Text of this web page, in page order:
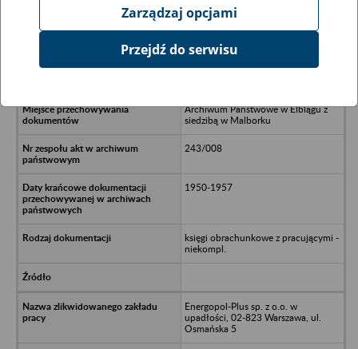
Ukryj wszystkie pozycje bazy
Rolniczy Zespół Spółdzielczy im. 22
Archiwum Państwowe w Elblągu z
siedzibą w Malborku
243/008
1950-1957
księgi obrachunkowe z pracującymi -
niekompl.
Energopol-Plus sp. z o.o. w
upadłości, 02-823 Warszawa, ul.
Osmańska 5
Zarządzaj opcjami
Przejdź do serwisu